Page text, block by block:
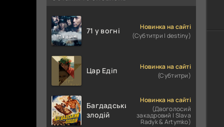
71 у вогні
Новинка на сайті
(Субтитри | destiny)
Цар Едіп
Новинка на сайті
(Субтитри)
Багдадський
злодій
Новинка на сайті
(Двоголосий
закадровий | Slava
Radyk & Artymko)